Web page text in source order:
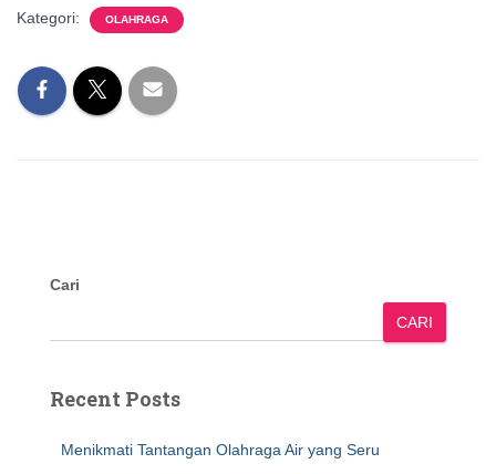
Kategori: OLAHRAGA
Cari
CARI
Recent Posts
Menikmati Tantangan Olahraga Air yang Seru